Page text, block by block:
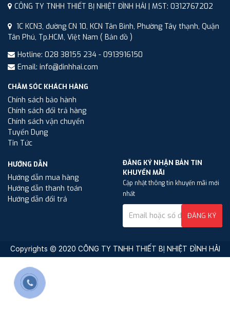
CÔNG TY TNHH THIẾT BỊ NHIỆT ĐÌNH HẢI | MST: 0312767202
1C KCN3, đường CN 10, KCN Tân Bình, Phường Tây thạnh, Quận
Tân Phú, Tp.HCM, Việt Nam ( Bản đồ )
Hotline: 028 38155 234 - 0913916150
Email: info@dinhhai.com
CHĂM SÓC KHÁCH HÀNG
Chính sách bảo hành
Chính sách đổi trả hàng
Chính sách vận chuyển
Tuyển Dụng
Tin Tức
HƯỚNG DẪN
Hướng dẫn mua hàng
Hướng dẫn thanh toán
Hướng dẫn đổi trả
ĐĂNG KÝ NHẬN BẢN TIN
KHUYẾN MÃI
Cập nhật thông tin khuyến mãi mới
nhất
ĐĂNG KÝ
Copyrights © 2020 CÔNG TY TNHH THIẾT BỊ NHIỆT ĐÌNH HẢI